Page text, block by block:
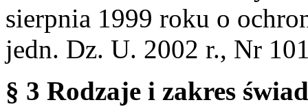
sierpnia 1999 roku o
jedn. Dz. U. 2002 r., Nr
§ 3 Rodzaje i zakres